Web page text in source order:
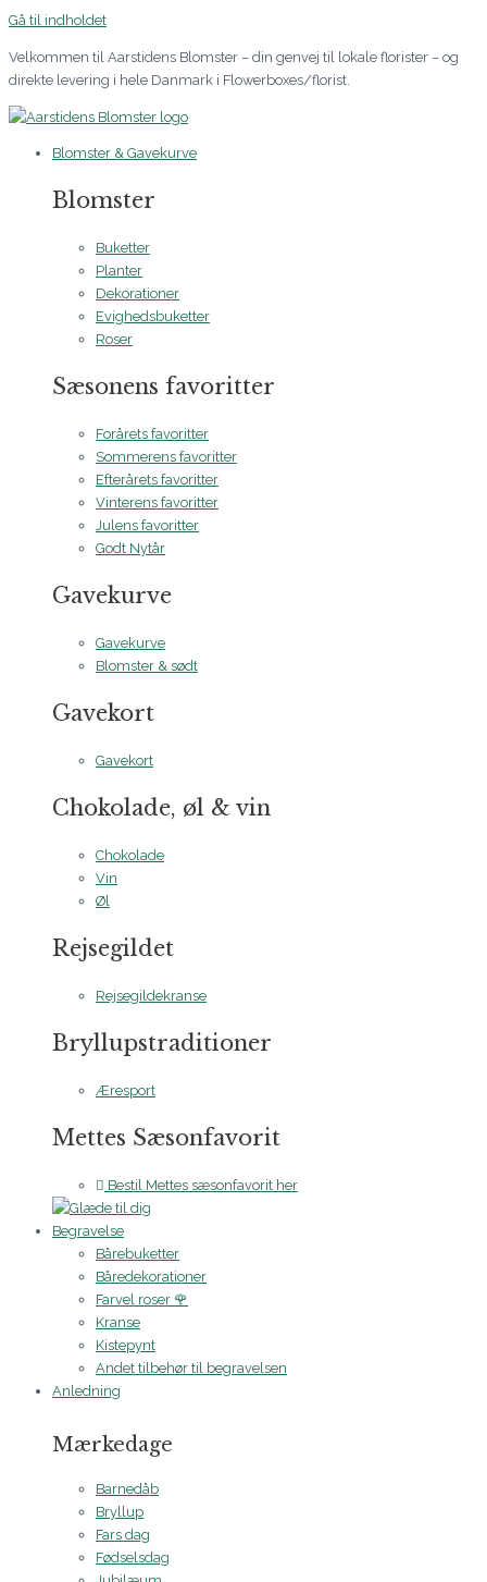
Gå til indholdet
Velkommen til Aarstidens Blomster – din genvej til lokale florister – og
direkte levering i hele Danmark i Flowerboxes/florist.
Blomster & Gavekurve
Blomster
Buketter
Planter
Dekorationer
Evighedsbuketter
Roser
Sæsonens favoritter
Forårets favoritter
Sommerens favoritter
Efterårets favoritter
Vinterens favoritter
Julens favoritter
Godt Nytår
Gavekurve
Gavekurve
Blomster & sødt
Gavekort
Gavekort
Chokolade, øl & vin
Chokolade
Vin
Øl
Rejsegildet
Rejsegildekranse
Bryllupstraditioner
Æresport
Mettes Sæsonfavorit
Bestil Mettes sæsonfavorit her
Begravelse
Bårebuketter
Båredekorationer
Farvel roser 🌹
Kranse
Kistepynt
Andet tilbehør til begravelsen
Anledning
Mærkedage
Barnedåb
Bryllup
Fars dag
Fødselsdag